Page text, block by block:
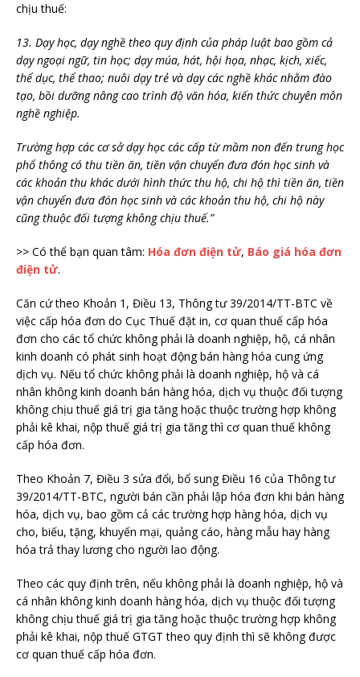
chịu thuế:
13. Dạy học, dạy nghề theo quy định của pháp luật bao gồm cả
dạy ngoại ngữ, tin học; dạy múa, hát, hội họa, nhạc, kịch, xiếc,
thể dục, thể thao; nuôi dạy trẻ và dạy các nghề khác nhằm đào
tạo, bồi dưỡng nâng cao trình độ văn hóa, kiến thức chuyên môn
nghề nghiệp.
Trường hợp các cơ sở dạy học các cấp từ mầm non đến trung học
phổ thông có thu tiền ăn, tiền vận chuyển đưa đón học sinh và
các khoản thu khác dưới hình thức thu hộ, chi hộ thì tiền ăn, tiền
vận chuyển đưa đón học sinh và các khoản thu hộ, chi hộ này
cũng thuộc đối tượng không chịu thuế.”
>> Có thể bạn quan tâm: Hóa đơn điện tử, Báo giá hóa đơn
điện tử.
Căn cứ theo Khoản 1, Điều 13, Thông tư 39/2014/TT-BTC về
việc cấp hóa đơn do Cục Thuế đặt in, cơ quan thuế cấp hóa
đơn cho các tổ chức không phải là doanh nghiệp, hộ, cá nhân
kinh doanh có phát sinh hoạt động bán hàng hóa cung ứng
dịch vụ. Nếu tổ chức không phải là doanh nghiệp, hộ và cá
nhân không kinh doanh bán hàng hóa, dịch vụ thuộc đối tượng
không chịu thuế giá trị gia tăng hoặc thuộc trường hợp không
phải kê khai, nộp thuế giá trị gia tăng thì cơ quan thuế không
cấp hóa đơn.
Theo Khoản 7, Điều 3 sửa đổi, bổ sung Điều 16 của Thông tư
39/2014/TT-BTC, người bán cần phải lập hóa đơn khi bán hàng
hóa, dịch vụ, bao gồm cả các trường hợp hàng hóa, dịch vụ
cho, biếu, tặng, khuyến mại, quảng cáo, hàng mẫu hay hàng
hóa trả thay lương cho người lao động.
Theo các quy định trên, nếu không phải là doanh nghiệp, hộ và
cá nhân không kinh doanh hàng hóa, dịch vụ thuộc đối tượng
không chịu thuế giá trị gia tăng hoặc thuộc trường hợp không
phải kê khai, nộp thuế GTGT theo quy định thì sẽ không được
cơ quan thuế cấp hóa đơn.